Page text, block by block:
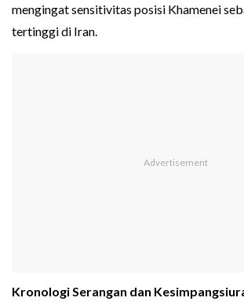
mengingat sensitivitas posisi Khamenei
tertinggi di Iran.
Kronologi Serangan dan